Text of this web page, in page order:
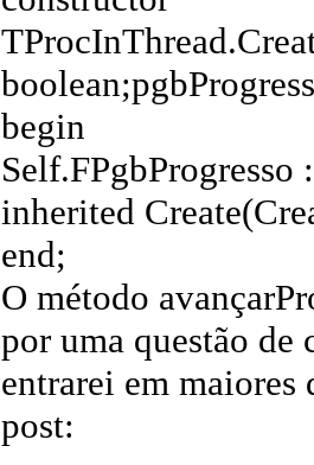
begin
Self.FPgbProgresso
inherited
end;
O método
por uma questão de
entrarei em
post: